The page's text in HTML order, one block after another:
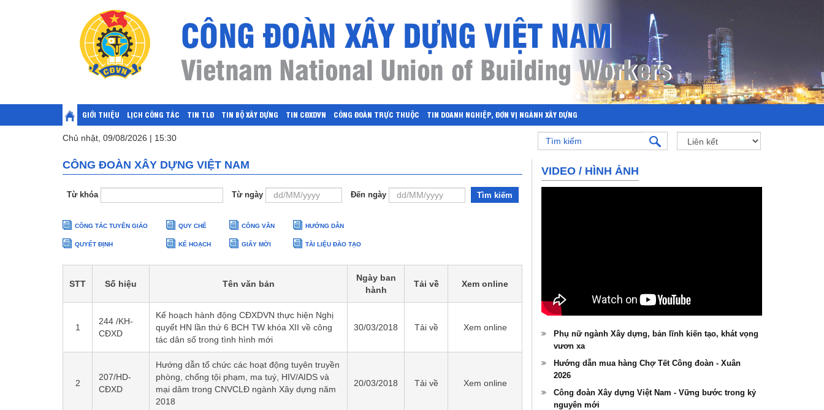
GIỚI THIỆU LỊCH CÔNG TÁC TIN TLĐ TIN BỘ XÂY DỰNG TIN CĐXDVN CÔNG ĐOÀN TRỰC THUỘC TIN DOANH NGHIỆP, ĐƠN VỊ NGÀNH XÂY DỰNG
Chủ nhật, 09/08/2026 | 15:30
CÔNG ĐOÀN XÂY DỰNG VIỆT NAM
Từ khóa Từ ngày Đến ngày Tìm kiếm
CÔNG TÁC TUYÊN GIÁO
QUYẾT ĐỊNH
QUY CHẾ
KẾ HOẠCH
CÔNG VĂN
GIẤY MỜI
HƯỚNG DẪN
TÀI LIỆU ĐÀO TẠO
STT Số hiệu Tên văn bản
Ngày ban
hành
Tải về Xem online
1
244 /KH-
CĐXD
Kế hoạch hành động CĐXDVN thực hiện Nghị
quyết HN lần thứ 6 BCH TW khóa XII về công
tác dân số trong tình hình mới
30/03/2018 Tải về Xem online
2
207/HD-
CĐXD
Hướng dẫn tổ chức các hoạt động tuyên truyền
phòng, chống tội phạm, ma tuý, HIV/AIDS và
mại dâm trong CNVCLĐ ngành Xây dựng năm
2018
20/03/2018 Tải về Xem online
VIDEO / HÌNH ẢNH
Phụ nữ ngành Xây dựng, bản lĩnh kiến tạo, khát vọng
vươn xa
Hướng dẫn mua hàng Chợ Tết Công đoàn - Xuân
2026
Công đoàn Xây dựng Việt Nam - Vững bước trong kỷ
nguyên mới